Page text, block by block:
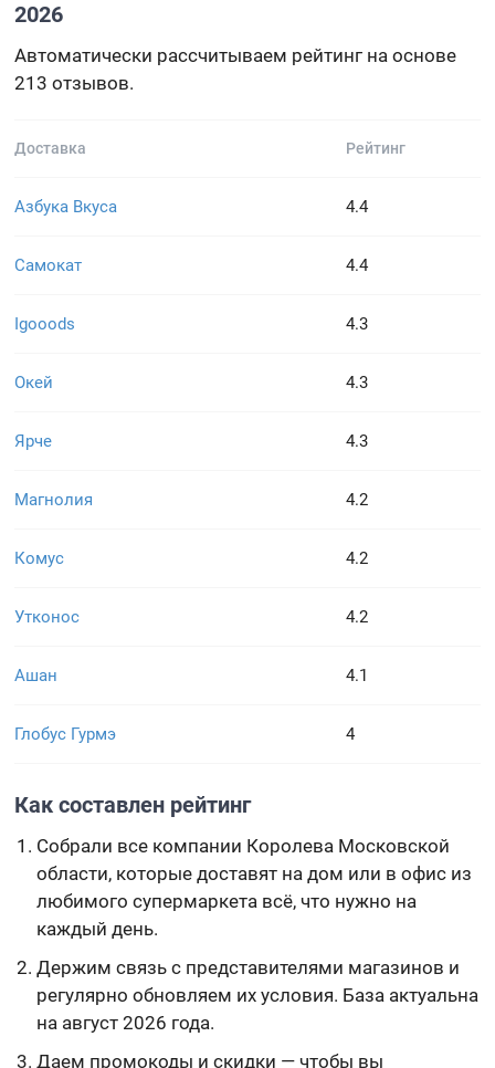
2026
Автоматически рассчитываем рейтинг на основе
213 отзывов.
Доставка Рейтинг
Азбука Вкуса 4.4
Самокат 4.4
Igooods 4.3
Окей 4.3
Ярче 4.3
Магнолия 4.2
Комус 4.2
Утконос 4.2
Ашан 4.1
Глобус Гурмэ 4
Как составлен рейтинг
Собрали все компании Королева Московской
области, которые доставят на дом или в офис из
любимого супермаркета всё, что нужно на
каждый день.
Держим связь с представителями магазинов и
регулярно обновляем их условия. База актуальна
на август 2026 года.
Даем промокоды и скидки — чтобы вы